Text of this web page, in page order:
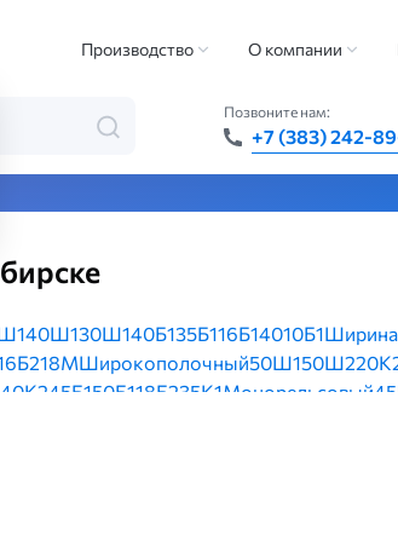
Производство О компании
Позвоните нам:
+7 (383) 242-
— быстро, точно, везде
40Ш130Ш140Б135Б116Б14010Б1
18МШирокополочный50Ш150Ш2
40К245Б150Б118Б235К1Монорельсовый